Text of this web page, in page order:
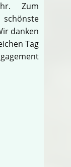
Zum
danken
Tag